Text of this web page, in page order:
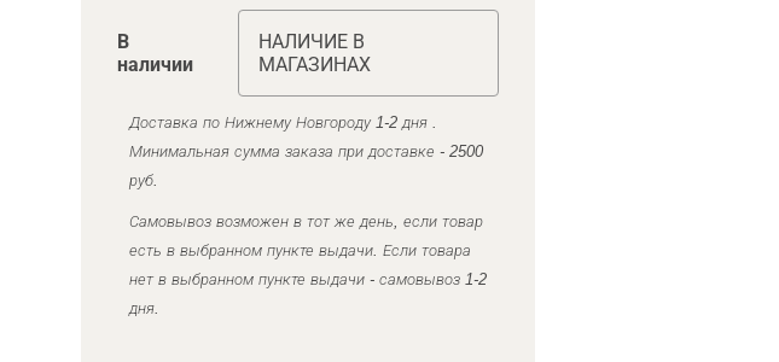
В
наличии
НАЛИЧИЕ В
МАГАЗИНАХ
Доставка по Нижнему Новгороду 1-2 дня .
Минимальная сумма заказа при доставке - 2500
руб.
Самовывоз возможен в тот же день, если товар
есть в выбранном пункте выдачи. Если товара
нет в выбранном пункте выдачи - самовывоз 1-2
дня.